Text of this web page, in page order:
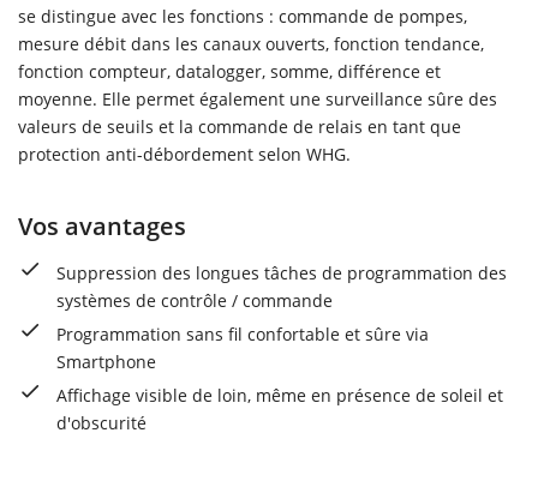
se distingue avec les fonctions : commande de pompes,
mesure débit dans les canaux ouverts, fonction tendance,
fonction compteur, datalogger, somme, différence et
moyenne. Elle permet également une surveillance sûre des
valeurs de seuils et la commande de relais en tant que
protection anti-débordement selon WHG.
Vos avantages
Suppression des longues tâches de programmation des
systèmes de contrôle / commande
Programmation sans fil confortable et sûre via
Smartphone
Affichage visible de loin, même en présence de soleil et
d'obscurité